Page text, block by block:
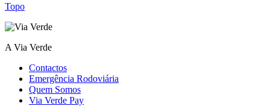
Topo
A Via Verde
Contactos
Emergência Rodoviária
Quem Somos
Via Verde Pay